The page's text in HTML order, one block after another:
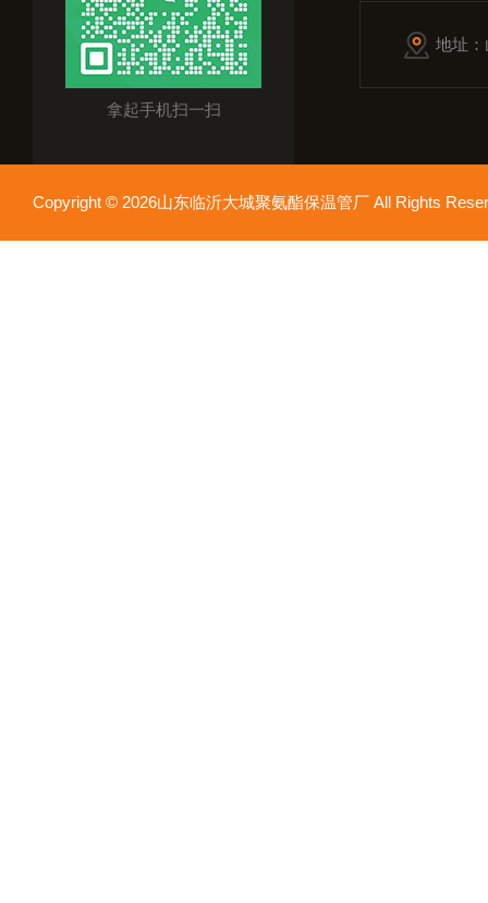
拿起手机扫一扫
地址
Copyright © 2026山东临沂大城聚氨酯保温管厂 All Rights